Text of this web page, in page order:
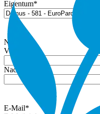
Eigentum*
Name
Vorname
Nachname
E-Mail*